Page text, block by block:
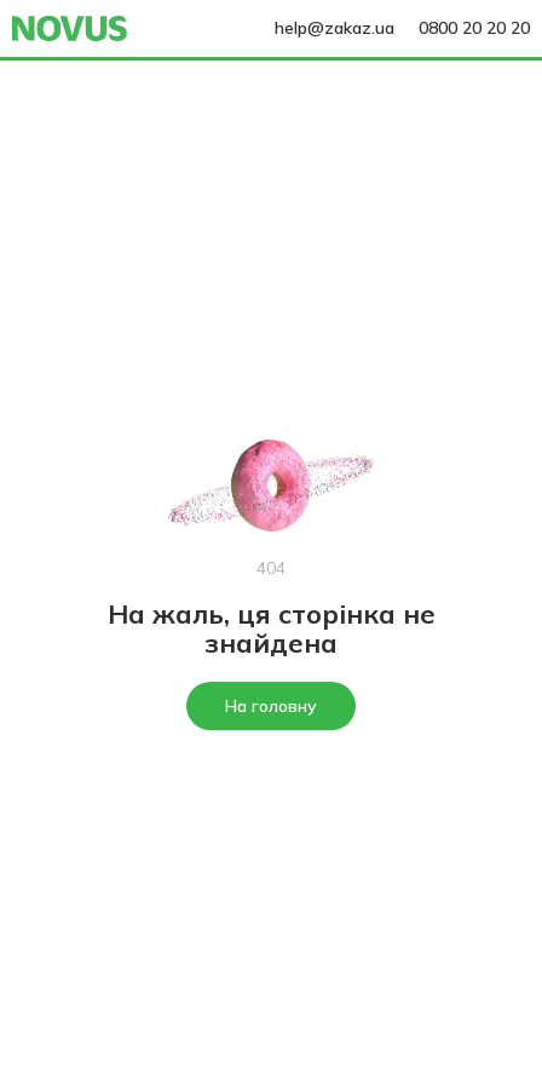
help@zakaz.ua 0800 20 20 20
404
На жаль, ця сторінка не
знайдена
На головну